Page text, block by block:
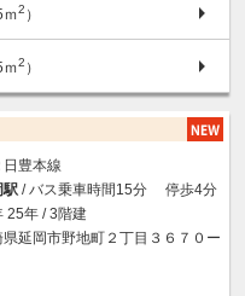
ｍ2 ）
ｍ2 ）
日豊本線
駅 / バス乗車時間15分 停歩4分
25年 / 3階建
県延岡市野地町２丁目３６７０ー